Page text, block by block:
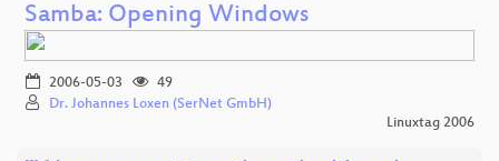
Samba: Opening Windows
2006-05-03
49
Dr. Johannes Loxen (SerNet GmbH)
Linuxtag 2006